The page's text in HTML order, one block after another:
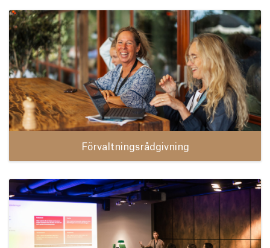
Förvaltningsrådgivning